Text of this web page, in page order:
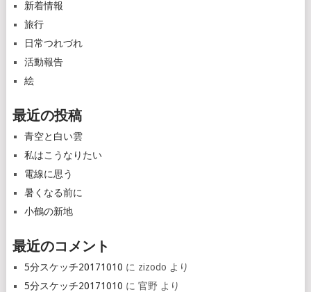
新着情報
旅行
日常つれづれ
活動報告
絵
最近の投稿
青空と白い雲
私はこうなりたい
電線に思う
暑くなる前に
小鶴の新地
最近のコメント
5分スケッチ20171010 に zizodo より
5分スケッチ20171010 に 官野 より